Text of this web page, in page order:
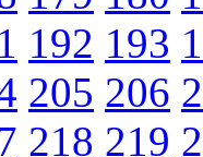
192 193
205 206
218 219